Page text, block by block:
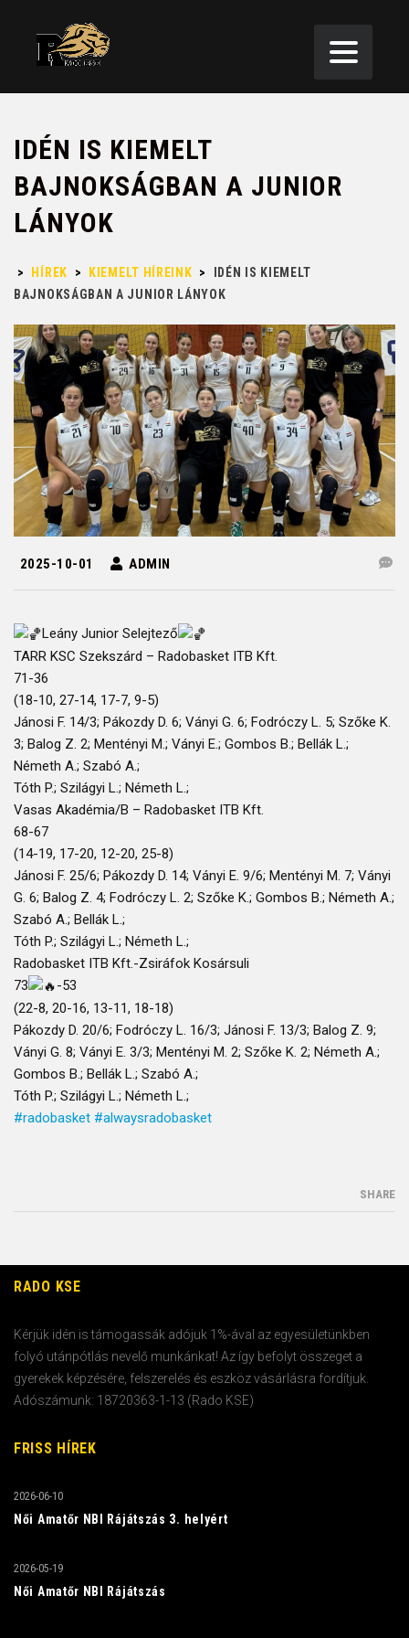
IDÉN IS KIEMELT
BAJNOKSÁGBAN A JUNIOR
LÁNYOK
> HÍREK > KIEMELT HÍREINK >
IDÉN IS KIEMELT
BAJNOKSÁGBAN A JUNIOR LÁNYOK
2025-10-01 ADMIN
Leány Junior Selejtező
TARR KSC Szekszárd – Radobasket ITB Kft.
71-36
(18-10, 27-14, 17-7, 9-5)
Jánosi F. 14/3; Pákozdy D. 6; Ványi G. 6; Fodróczy L. 5; Szőke K.
3; Balog Z. 2; Mentényi M.; Ványi E.; Gombos B.; Bellák L.;
Németh A.; Szabó A.;
Tóth P.; Szilágyi L.; Németh L.;
Vasas Akadémia/B – Radobasket ITB Kft.
68-67
(14-19, 17-20, 12-20, 25-8)
Jánosi F. 25/6; Pákozdy D. 14; Ványi E. 9/6; Mentényi M. 7; Ványi
G. 6; Balog Z. 4; Fodróczy L. 2; Szőke K.; Gombos B.; Németh A.;
Szabó A.; Bellák L.;
Tóth P.; Szilágyi L.; Németh L.;
Radobasket ITB Kft.-Zsiráfok Kosársuli
73
-53
(22-8, 20-16, 13-11, 18-18)
Pákozdy D. 20/6; Fodróczy L. 16/3; Jánosi F. 13/3; Balog Z. 9;
Ványi G. 8; Ványi E. 3/3; Mentényi M. 2; Szőke K. 2; Németh A.;
Gombos B.; Bellák L.; Szabó A.;
Tóth P.; Szilágyi L.; Németh L.;
#radobasket #alwaysradobasket
SHARE
RADO KSE
Kérjük idén is támogassák adójuk 1%-ával az egyesületünkben
folyó utánpótlás nevelő munkánkat! Az így befolyt összeget a
gyerekek képzésére, felszerelés és eszköz vásárlásra fordítjuk.
Adószámunk: 18720363-1-13 (Rado KSE)
FRISS HÍREK
Női Amatőr NBI Rájátszás 3. helyért
2026-06-10
Női Amatőr NBI Rájátszás
2026-05-19